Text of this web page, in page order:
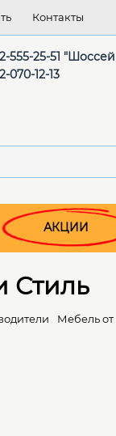
Контакты
555-25-51
070-12-13
АКЦИИ
Стиль
Мебель